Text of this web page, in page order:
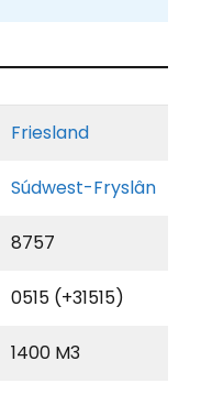
Friesland
Súdwest-Fryslân
8757
0515 (+31515)
1400 M3